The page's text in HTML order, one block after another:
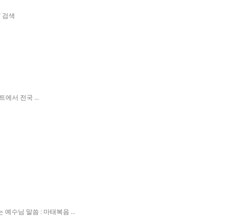
색
에서 전국 ...
예수님 말씀 : 마태복음 ...